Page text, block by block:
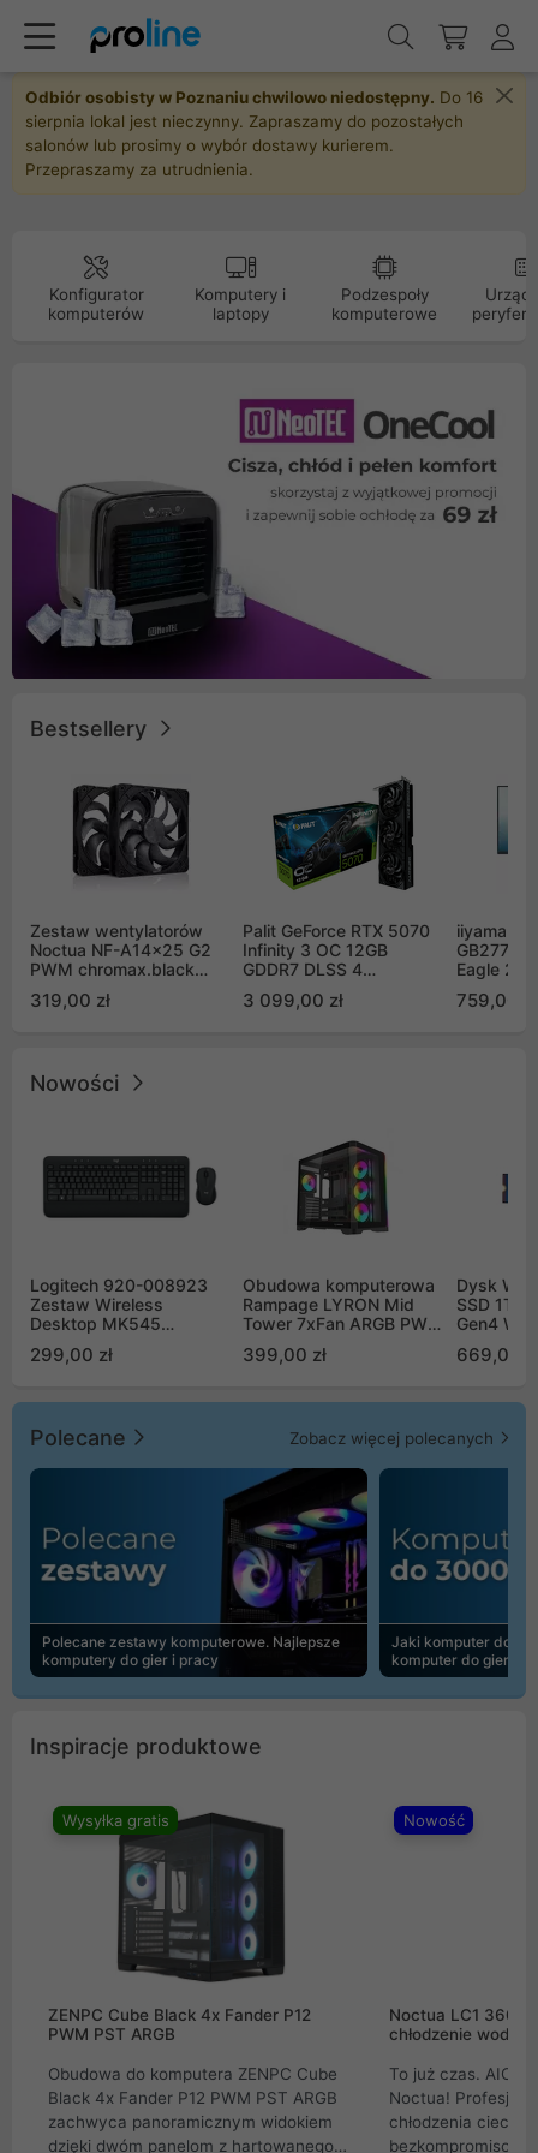
Odbiór osobisty w Poznaniu chwilowo niedostępny. Do 16
sierpnia lokal jest nieczynny. Zapraszamy do pozostałych
salonów lub prosimy o wybór dostawy kurierem.
Przepraszamy za utrudnienia.
Konfigurator
komputerów
Komputery i
laptopy
Podzespoły
komputerowe
Bestsellery
Zestaw wentylatorów
Noctua NF-A14x25 G2
PWM chromax.black
Push Pull (2szt)
319,00 zł
Palit GeForce RTX 5070
Infinity 3 OC 12GB
GDDR7 DLSS 4
GB2050S)
3 099,00 zł
iiyama G-
Eagle 27"
759,00 zł
Nowości
Logitech 920-008923
Zestaw Wireless
Desktop MK545
299,00 zł
Obudowa komputerowa
Rampage LYRON Mid
Tower 7xFan ARGB PWM
399,00 zł
Dysk WD
SSD 1TB
Gen4
669,00
Polecane Zobacz więcej polecanych
Polecane zestawy komputerowe. Najlepsze
komputery do gier i pracy
Jaki komputer do
komputer do gier |
Inspiracje produktowe
Wysyłka gratis
ZENPC Cube Black 4x Fander P12
PWM PST ARGB
Obudowa do komputera ZENPC Cube
Black 4x Fander P12 PWM PST ARGB
zachwyca panoramicznym widokiem
dzięki dwóm panelom z hartowanego
Nowość
Noctua LC1
chłodzenie wodne
To już czas. AIO
Noctua!
chłodzenia cieczą